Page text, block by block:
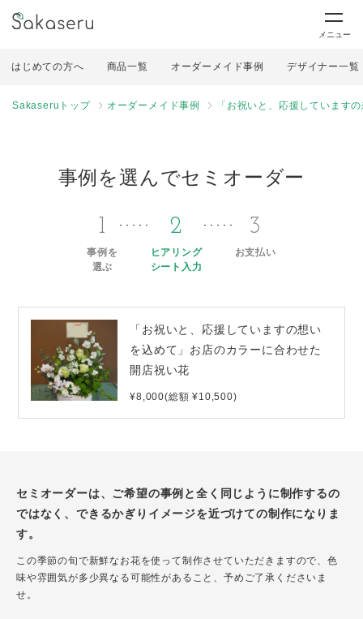
メニュー
はじめての方へ 商品一覧 オーダーメイド事例 デザイナー一覧
Sakaseruトップ オーダーメイド事例 「お祝いと、応援しています
事例を選んでセミオーダー
1
事例を
選ぶ
2
ヒアリング
シート入力
3
お支払い
「お祝いと、応援していますの想い
を込めて」お店のカラーに合わせた
開店祝い花
¥8,000(総額 ¥10,500)
セミオーダーは、ご希望の事例と全く同じように制作するの
ではなく、できるかぎりイメージを近づけての制作になりま
す。
この季節の旬で新鮮なお花を使って制作させていただきますので、色
味や雰囲気が多少異なる可能性があること、予めご了承くださいま
せ。